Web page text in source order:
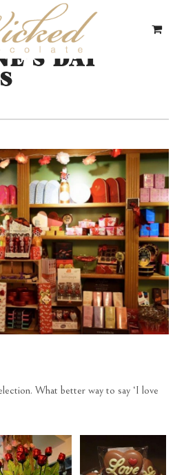
DAY
What better way to say ‘I love